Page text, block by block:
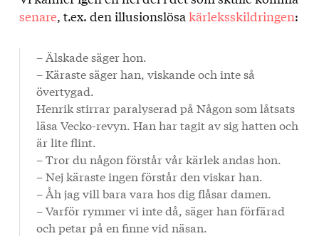
texten
senare, t.ex. den illusionslösakärleksskildringen:
– Älskade säger hon.
– Käraste säger han, viskande och inte så
övertygad.
Henrik stirrar paralyserad på Någon som låtsats
läsa Vecko-revyn. Han har tagit av sig hatten och
är lite flint.
– Tror du någon förstår vår kärlek andas hon.
– Nej käraste ingen förstår den viskar han.
– Åh jag vill bara vara hos dig flåsar damen.
– Varför rymmer vi inte då, säger han förfärad
och petar på en finne vid näsan.